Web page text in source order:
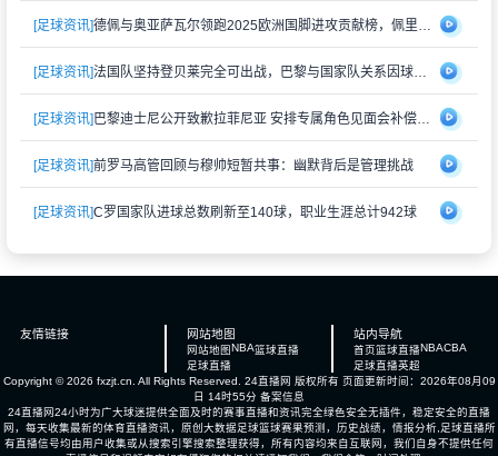
[足球资讯] 德佩与奥亚萨瓦尔领跑2025欧洲国脚进攻贡献榜，佩里西奇紧随其后
[足球资讯] 法国队坚持登贝莱完全可出战，巴黎与国家队关系因球员伤情再度紧张
[足球资讯] 巴黎迪士尼公开致歉拉菲尼亚 安排专属角色见面会补偿受冷落经历
[足球资讯]前罗马高管回顾与穆帅短暂共事：幽默背后是管理挑战
[足球资讯]C罗国家队进球总数刷新至140球，职业生涯总计942球
友情链接 网站地图
网站地图 NBA篮球直播
足球直播
站内导航
首页篮球直播NBACBA
足球直播英超
Copyright © 2026 fxzjt.cn. All Rights Reserved. 24直播网 版权所有 页面更新时间：2026年08月09
日 14时55分 备案信息
24直播网24小时为广大球迷提供全面及时的赛事直播和资讯完全绿色安全无插件，稳定安全的直播
网，每天收集最新的体育直播资讯，原创大数据足球篮球赛果预测，历史战绩，情报分析,足球直播所
有直播信号均由用户收集或从搜索引擎搜索整理获得，所有内容均来自互联网，我们自身不提供任何